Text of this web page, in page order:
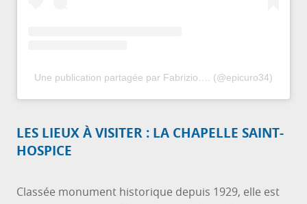
Une publication partagée par Fabrizio…. (@epicuro34)
LES LIEUX À VISITER : LA CHAPELLE SAINT-
HOSPICE
Classée monument historique depuis 1929, elle est